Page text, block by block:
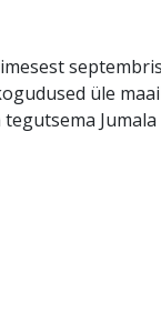
üle